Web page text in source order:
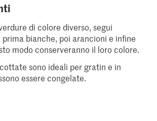
di colore diverso, segui
prima bianche, poi arancioni e infine
modo conserveranno il loro colore.
sono ideali per gratin e in
essere congelate.